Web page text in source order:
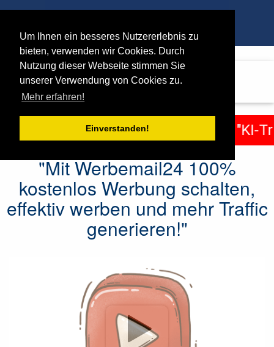
Um Ihnen ein besseres Nutzererlebnis zu
bieten, verwenden wir Cookies. Durch
Nutzung dieser Webseite stimmen Sie
unserer Verwendung von Cookies zu.
Mehr erfahren!
Einverstanden!
MaxiMails.de
+++ +++🛑 WARNUNG: Dieser "KI-
"Mit Werbemail24 100%
kostenlos Werbung schalten,
effektiv werben und mehr Traffic
generieren!"